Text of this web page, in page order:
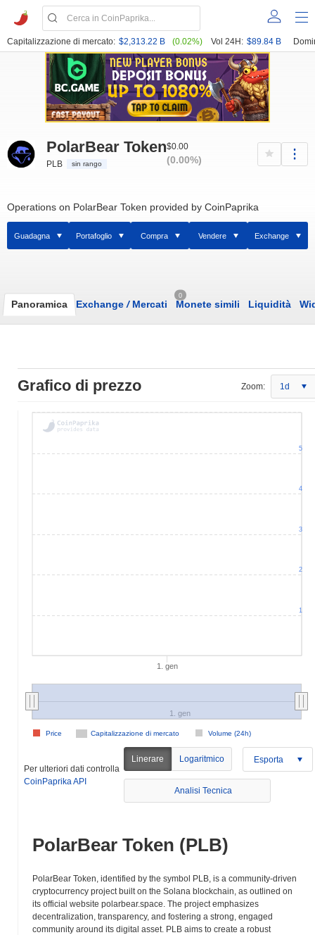
Capitalizzazione di mercato: $2,313.22 B (0.02%) Vol 24H: $89.84 B
PolarBear Token
PLB sin rango
$0.00
(0.00%)
Operations on PolarBear Token provided by CoinPaprika
Guadagna Portafoglio Compra Vendere Exchange
Panoramica Exchange /Mercati
0
Monete simili Liquidità
Grafico di prezzo Zoom: 1d
1. gen
Capitalizzazione di mercato Volume (24h)
Price
1. gen
1
2
3
4
5
Per ulteriori dati controlla
CoinPaprika API
Linerare Logaritmico Esporta
Analisi Tecnica
PolarBear Token (PLB)
PolarBear Token, identified by the symbol PLB, is a community-driven
cryptocurrency project built on the Solana blockchain, as outlined on
its official website polarbear.space. The project emphasizes
decentralization, transparency, and fostering a strong, engaged
community around its digital asset. PLB aims to create a robust